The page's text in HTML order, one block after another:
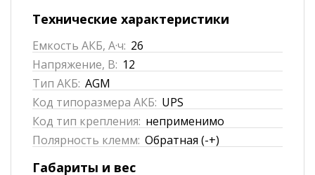
Технические характеристики
Емкость АКБ, А·ч: 26
Напряжение, В: 12
Тип АКБ: AGM
Код типоразмера АКБ: UPS
Код тип крепления: неприменимо
Полярность клемм: Обратная (-+)
Габариты и вес